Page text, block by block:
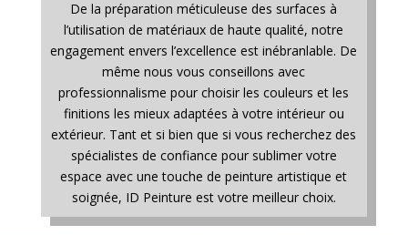
De la préparation méticuleuse des surfaces à
l’utilisation de matériaux de haute qualité, notre
engagement envers l’excellence est inébranlable. De
même nous vous conseillons avec
professionnalisme pour choisir les couleurs et les
finitions les mieux adaptées à votre intérieur ou
extérieur. Tant et si bien que si vous recherchez des
spécialistes de confiance pour sublimer votre
espace avec une touche de peinture artistique et
soignée, ID Peinture est votre meilleur choix.